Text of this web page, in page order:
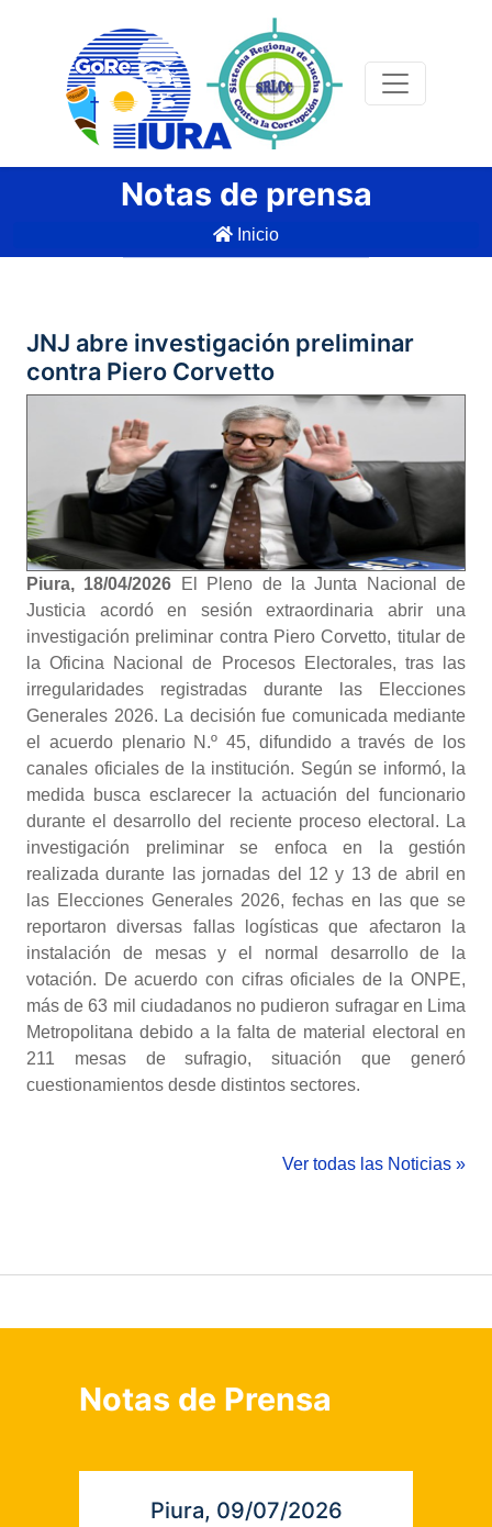
Notas de prensa
Inicio
JNJ abre investigación preliminar
contra Piero Corvetto
Piura, 18/04/2026
El Pleno de la Junta Nacional de
Justicia acordó en sesión extraordinaria abrir una
investigación preliminar contra Piero Corvetto, titular de
la Oficina Nacional de Procesos Electorales, tras las
irregularidades registradas durante las Elecciones
Generales 2026. La decisión fue comunicada mediante
el acuerdo plenario N.º 45, difundido a través de los
canales oficiales de la institución. Según se informó, la
medida busca esclarecer la actuación del funcionario
durante el desarrollo del reciente proceso electoral. La
investigación preliminar se enfoca en la gestión
realizada durante las jornadas del 12 y 13 de abril en
las Elecciones Generales 2026, fechas en las que se
reportaron diversas fallas logísticas que afectaron la
instalación de mesas y el normal desarrollo de la
votación. De acuerdo con cifras oficiales de la ONPE,
más de 63 mil ciudadanos no pudieron sufragar en Lima
Metropolitana debido a la falta de material electoral en
211 mesas de sufragio, situación que generó
cuestionamientos desde distintos sectores.
Ver todas las Noticias »
Notas de Prensa
Piura, 09/07/2026